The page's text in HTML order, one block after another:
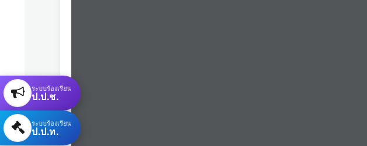
ระบบร้องเรียน
ป.ป.ช.
ระบบร้องเรียน
ป.ป.ท.